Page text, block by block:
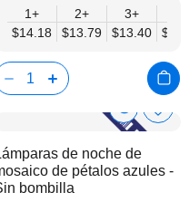
9+
$12.61
12+
$12.21
15+
$11.82
1+
$14.18
2+
$13.79
3+
$13.40
Show
Info
lista
de noche de
de pétalos azules -
bombilla